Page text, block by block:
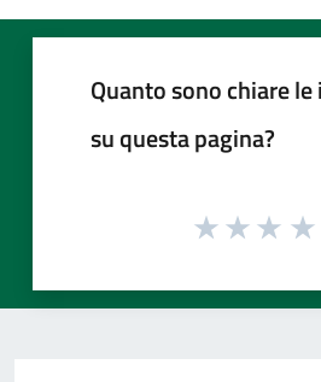
Quanto sono chiare
su questa pagina?